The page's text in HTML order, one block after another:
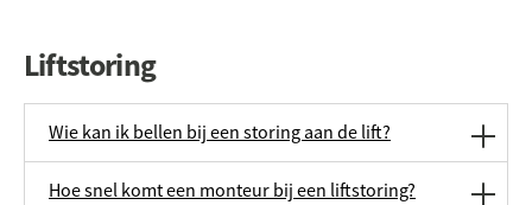
Liftstoring
Wie kan ik bellen bij een storing aan de lift?
Hoe snel komt een monteur bij een liftstoring?